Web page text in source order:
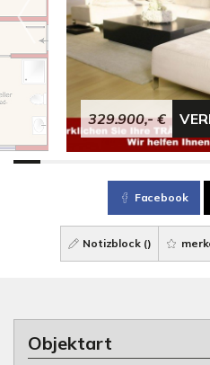
329.900,- €
Facebook
Notizblock ()
Objektart